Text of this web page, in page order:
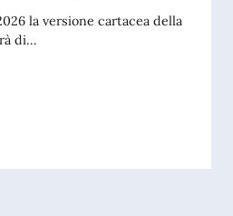
la versione cartacea della
di...
validità della carta d’identità cartacea